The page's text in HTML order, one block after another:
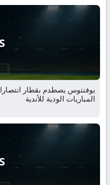
يوفنتوس يصطدم بقطار
المباريات الودية للأندية